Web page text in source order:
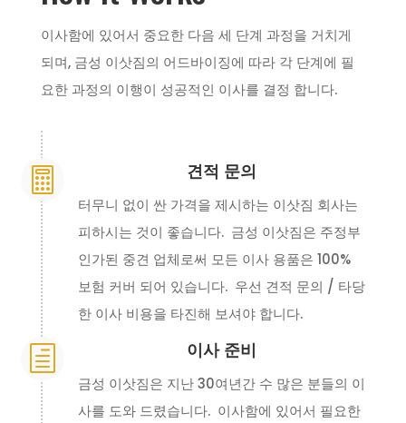
이사함에 있어서 중요한 다음 세 단계 과정을 거치게
되며, 금성 이삿짐의 어드바이징에 따라 각 단계에 필
요한 과정의 이행이 성공적인 이사를 결정 합니다.
 견적 문의
터무니 없이 싼 가격을 제시하는 이삿짐 회사는
피하시는 것이 좋습니다. 금성 이삿짐은 주정부
인가된 중견 업체로써 모든 이사 용품은 100%
보험 커버 되어 있습니다. 우선 견적 문의 / 타당
한 이사 비용을 타진해 보셔야 합니다.
h 이사 준비
금성 이삿짐은 지난 30여년간 수 많은 분들의 이
사를 도와 드렸습니다. 이사함에 있어서 필요한